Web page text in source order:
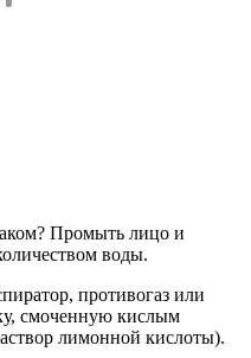
Промыть лицо и
воды.
противогаз или
смоченную кислым
лимонной кислоты).